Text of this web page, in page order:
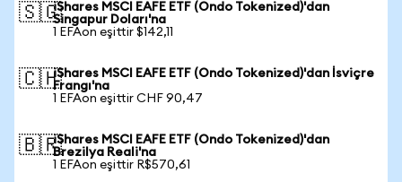
🇸🇬iShares MSCI EAFE ETF (Ondo Tokenized)'dan
Singapur Doları'na
1 EFAon eşittir $142,11
🇨🇭iShares MSCI EAFE ETF (Ondo Tokenized)'dan İsviçre
Frangı'na
1 EFAon eşittir CHF 90,47
🇧🇷iShares MSCI EAFE ETF (Ondo Tokenized)'dan
Brezilya Reali'na
1 EFAon eşittir R$570,61